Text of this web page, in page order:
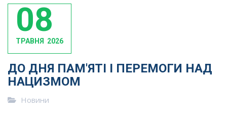
08
ТРАВНЯ 2026
ДО ДНЯ ПАМ'ЯТІ І ПЕРЕМОГИ НАД
НАЦИЗМОМ
Новини